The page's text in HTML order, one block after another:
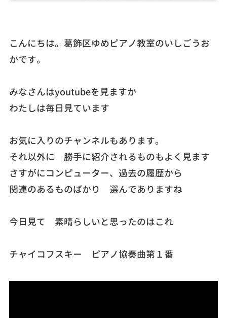
こんにちは。葛飾区ゆめピアノ教室のいしごうお
かです。
みなさんはyoutubeを見ますか
わたしは毎日見ています
お気に入りのチャンネルもあります。
それ以外に 勝手に紹介されるものもよく見ます
さすがにコンピューター、過去の履歴から
関連のあるものばかり 選んでありますね
今日見て 素晴らしいと思ったのはこれ
チャイコフスキー ピアノ協奏曲第１番